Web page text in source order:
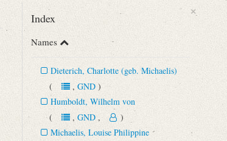
×
Index
Names
Dieterich, Charlotte (geb. Michaelis)
(, GND)
Humboldt, Wilhelm von
(, GND, )
Michaelis, Louise Philippine